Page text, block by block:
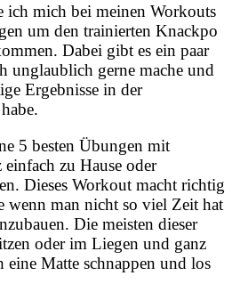
ich mich bei meinen Workouts
um den trainierten Knackpo
Dabei gibt es ein paar
unglaublich gerne mache und
Ergebnisse in der
5 besten Übungen mit
zu Hause oder
Dieses Workout macht richtig
wenn man nicht so viel Zeit hat
Die meisten dieser
oder im Liegen und ganz
Matte schnappen und los